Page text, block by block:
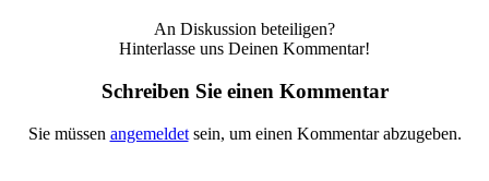
An Diskussion beteiligen?
Hinterlasse uns Deinen Kommentar!
Schreiben Sie einen Kommentar
Sie müssen angemeldetsein, um einen Kommentar abzugeben.